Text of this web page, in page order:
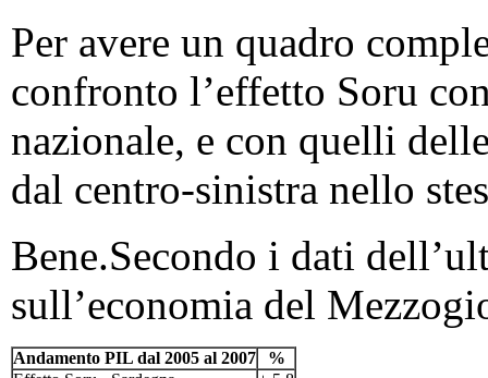
Per avere un quadro
confronto l’effetto Soru
nazionale, e con quelli
dal centro-sinistra nello
Bene.Secondo i dati
sull’economia del
Andamento PIL dal 2005 al 2007
%